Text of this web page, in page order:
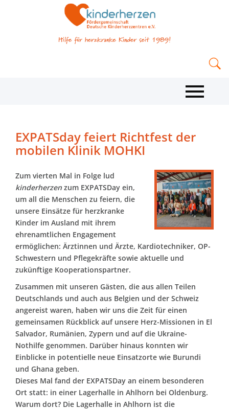
EXPATSday feiert Richtfest der
mobilen Klinik MOHKI
Zum vierten Mal in Folge lud
kinderherzen zum EXPATSDay ein,
um all die Menschen zu feiern, die
unsere Einsätze für herzkranke
Kinder im Ausland mit ihrem
ehrenamtlichen Engagement
ermöglichen: Ärztinnen und Ärzte, Kardiotechniker, OP-
Schwestern und Pflegekräfte sowie aktuelle und
zukünftige Kooperationspartner.
Zusammen mit unseren Gästen, die aus allen Teilen
Deutschlands und auch aus Belgien und der Schweiz
angereist waren, haben wir uns die Zeit für einen
gemeinsamen Rückblick auf unsere Herz-Missionen in El
Salvador, Rumänien, Zypern und auf die Ukraine-
Nothilfe genommen. Darüber hinaus konnten wir
Einblicke in potentielle neue Einsatzorte wie Burundi
und Ghana geben.
Dieses Mal fand der EXPATSDay an einem besonderen
Ort statt: in einer Lagerhalle in Ahlhorn bei Oldenburg.
Warum dort? Die Lagerhalle in Ahlhorn ist die